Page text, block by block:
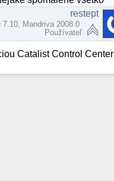
restept
7.10, Mandriva 2008.0
Používateľ
Catalist Control Center